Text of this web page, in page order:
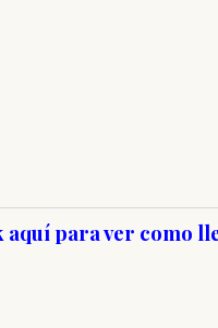
aquí para ver como